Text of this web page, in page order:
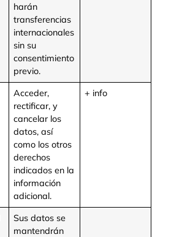
harán
transferencias
internacionales
sin su
consentimiento
previo.
Acceder,
rectificar, y
cancelar los
datos, así
como los otros
derechos
indicados en la
información
adicional.
+ info
Sus datos se
mantendrán